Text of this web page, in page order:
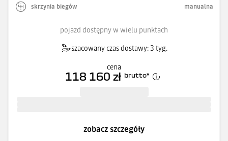
skrzynia biegów manualna
pojazd dostępny w wielu punktach
szacowany czas dostawy: 3 tyg.
cena
118 160 zł brutto*
zobacz szczegóły